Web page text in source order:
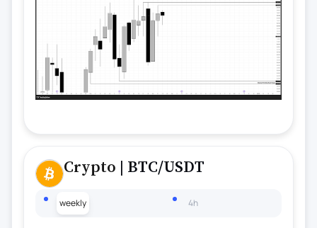
Crypto | BTC/USDT
weekly 4h